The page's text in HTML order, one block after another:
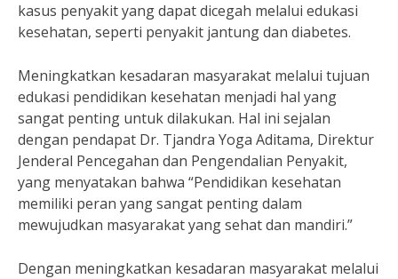
kasus penyakit yang dapat dicegah melalui edukasi
kesehatan, seperti penyakit jantung dan diabetes.
Meningkatkan kesadaran masyarakat melalui tujuan
edukasi pendidikan kesehatan menjadi hal yang
sangat penting untuk dilakukan. Hal ini sejalan
dengan pendapat Dr. Tjandra Yoga Aditama, Direktur
Jenderal Pencegahan dan Pengendalian Penyakit,
yang menyatakan bahwa “Pendidikan kesehatan
memiliki peran yang sangat penting dalam
mewujudkan masyarakat yang sehat dan mandiri.”
Dengan meningkatkan kesadaran masyarakat melalui